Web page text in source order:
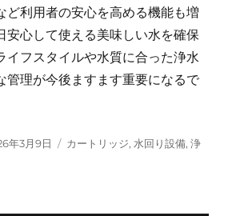
ど利用者の安心を高める機能も増
安心して使える美味しい水を確保
イフスタイルや水質に合った浄水
管理が今後ますます重要になるで
年3月9日
カ
カートリッジ, 水回り設備,浄